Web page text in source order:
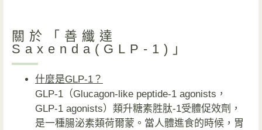
關於「善纖達
Saxenda(GLP-1)」
什麼是GLP-1？
GLP-1（Glucagon-like peptide-1 agonists，
GLP-1 agonists）類升糖素胜肽-1受體促效劑，
是一種腸泌素類荷爾蒙。當人體進食的時候，胃